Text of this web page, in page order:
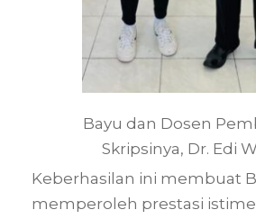
Bayu dan Dosen
Skripsinya, Dr. Edi
Keberhasilan ini membuat
memperoleh prestasi